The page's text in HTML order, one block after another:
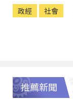
政經 社會
推薦新聞